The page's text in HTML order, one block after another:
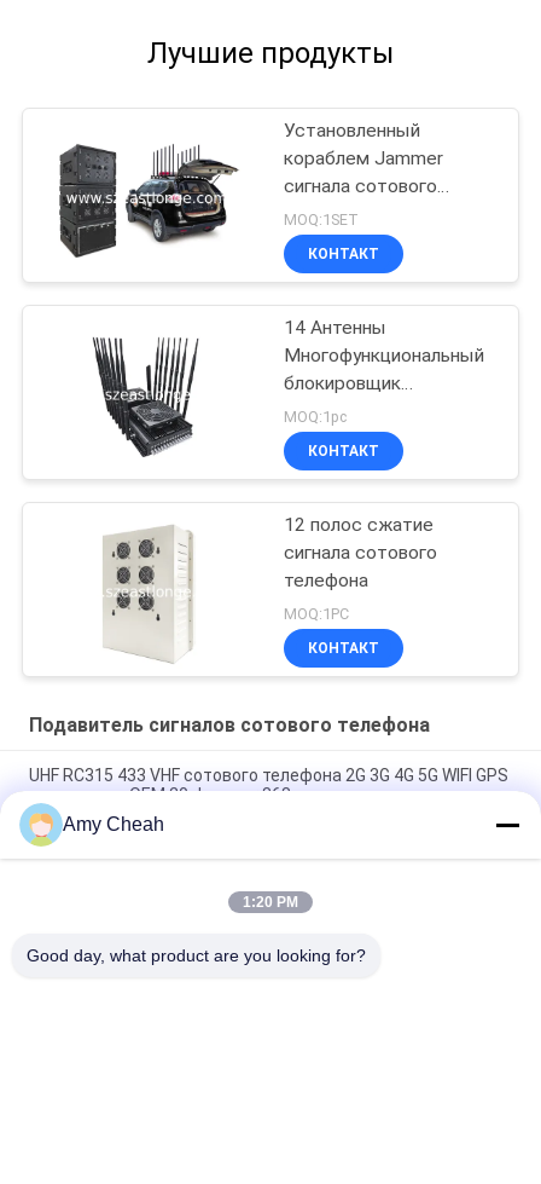
Лучшие продукты
Установленный
кораблем Jammer
сигнала сотового
телефона
дистанционного
управления GSM 3G 4G
MOQ:1SET
КОНТАКТ
14 Антенны
Многофункциональный
блокировщик
мобильных телефонов
GPS VHF UHF
Интерференция 5-80m
MOQ:1pc
КОНТАКТ
12 полос сжатие
сигнала сотового
телефона
MOQ:1PC
КОНТАКТ
Подавитель сигналов сотового телефона
UHF RC315 433 VHF сотового телефона 2G 3G 4G 5G WIFI GPS
диапазонов OEM 20 Jammer 868 сигналов
40W средняя сила 1-50m Jammer сигнала сотового
телефона 8 каналов для тюрьмы
Крытый всенаправленный блокатор Jammer 33dBm 4Band
Amy Cheah
1:20 PM
Good day, what product are you looking for?